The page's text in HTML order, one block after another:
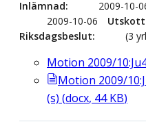
Inlämnad 2009-10-
2009-10-06
Riksdagsbeslut
(3
Motion 2009/
Motion 2009/
(s) (docx, 44 KB)